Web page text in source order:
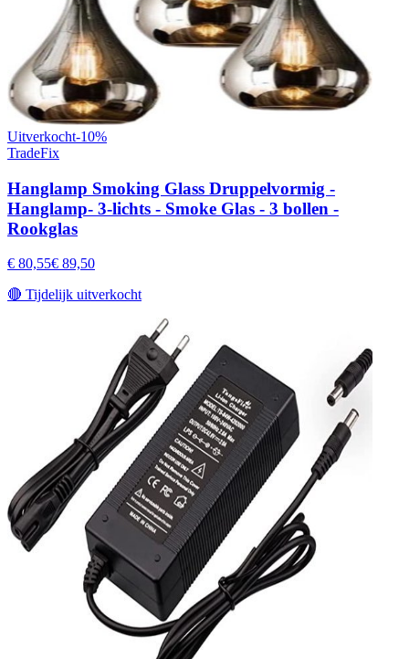
Uitverkocht-10%
TradeFix
Hanglamp Smoking Glass Druppelvormig -
Hanglamp- 3-lichts - Smoke Glas - 3 bollen -
Rookglas
€ 80,55€ 89,50
🔴 Tijdelijk uitverkocht